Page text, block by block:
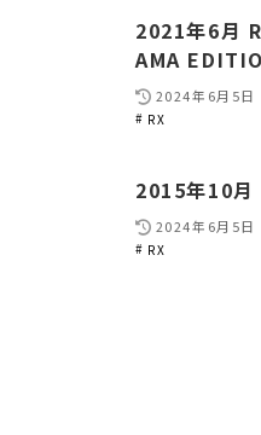
2021年6月
AMA
2024年6月5日
RX
2015年10月
2024年6月5日
RX